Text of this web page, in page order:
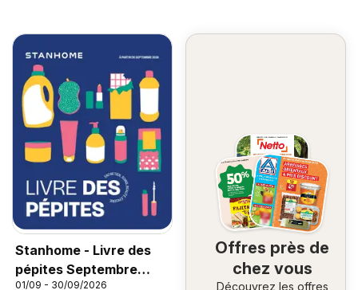
Stanhome - Livre des
pépites Septembre
01/09 - 30/09/2026
Offres près de
chez vous
Découvrez les offres